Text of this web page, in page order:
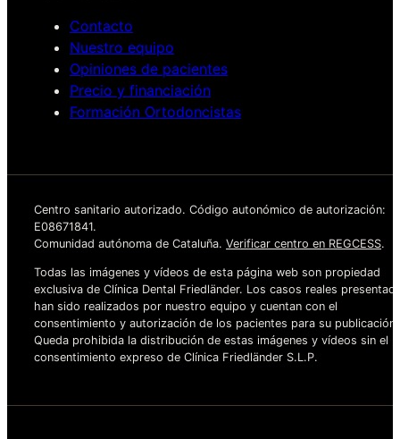
Contacto
Nuestro equipo
Opiniones de pacientes
Precio y financiación
Formación Ortodoncistas
Centro sanitario autorizado. Código autonómico de autorización:
E08671841.
Comunidad autónoma de Cataluña. Verificar centro en REGCESS.
Todas las imágenes y vídeos de esta página web son propiedad
exclusiva de Clínica Dental Friedländer. Los casos reales
han sido realizados por nuestro equipo y cuentan con el
consentimiento y autorización de los pacientes para su publicación.
Queda prohibida la distribución de estas imágenes y vídeos sin el
consentimiento expreso de Clínica Friedländer S.L.P.